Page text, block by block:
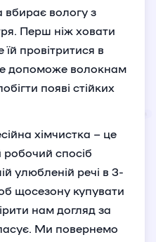
вбирає вологу з
Перш ніж ховати
провітритися в
допоможе волокнам
появі стійких
хімчистка – це
спосіб
улюбленій речі в 3-
щосезону купувати
нам догляд за
Ми повернемо